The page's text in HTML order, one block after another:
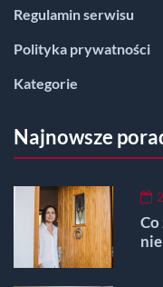
Regulamin serwisu
Polityka prywatności
Kategorie
Najnowsze
Co